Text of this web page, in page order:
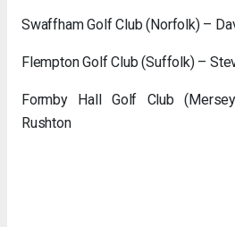
Swaffham Golf Club (Norfolk) –
Flempton Golf Club (Suffolk) –
Formby Hall Golf Club
Rushton